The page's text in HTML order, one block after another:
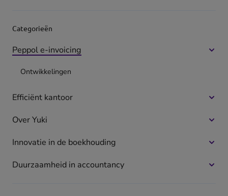
Categorieën
Peppol e-invoicing
Meer
e-
Ontwikkelingen
Efficiënt kantoor
Meer
voor
Over Yuki
Meer
voor
Innovatie in de boekhouding
Meer
voor
Duurzaamheid in accountancy
Meer